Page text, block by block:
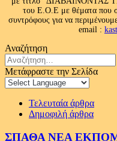
του Ε.Ο.Ε με θέματα που
συντρόφους για να
email :
Αναζήτηση
Αναζήτηση
για:
Μετάφραστε την Σελίδα
Τελευταία άρθρα
Δημοφιλή άρθρα
ΣΠΑΘΑ ΝΕΑ